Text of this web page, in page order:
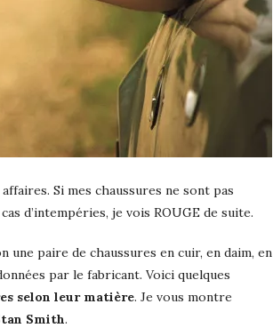
Si mes chaussures ne sont pas
d’intempéries, je vois ROUGE de suite.
une paire de chaussures en cuir, en daim, en
par le fabricant. Voici quelques
selon leur matière. Je vous montre
Smith.